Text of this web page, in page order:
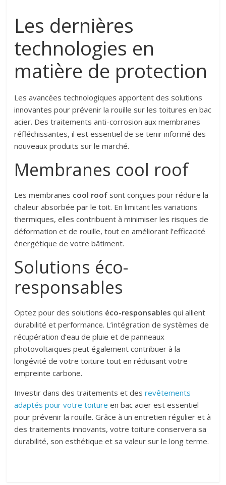
Les dernières
technologies en
matière de protection
Les avancées technologiques apportent des solutions
innovantes pour prévenir la rouille sur les toitures en bac
acier. Des traitements anti-corrosion aux membranes
réfléchissantes, il est essentiel de se tenir informé des
nouveaux produits sur le marché.
Membranes cool roof
Les membranes cool roof sont conçues pour réduire la
chaleur absorbée par le toit. En limitant les variations
thermiques, elles contribuent à minimiser les risques de
déformation et de rouille, tout en améliorant l’efficacité
énergétique de votre bâtiment.
Solutions éco-
responsables
Optez pour des solutions éco-responsables qui allient
durabilité et performance. L’intégration de systèmes de
récupération d’eau de pluie et de panneaux
photovoltaïques peut également contribuer à la
longévité de votre toiture tout en réduisant votre
empreinte carbone.
Investir dans des traitements et desrevêtements
adaptés pour votre toiture en bac acier est essentiel
pour prévenir la rouille. Grâce à un entretien régulier et à
des traitements innovants, votre toiture conservera sa
durabilité, son esthétique et sa valeur sur le long terme.